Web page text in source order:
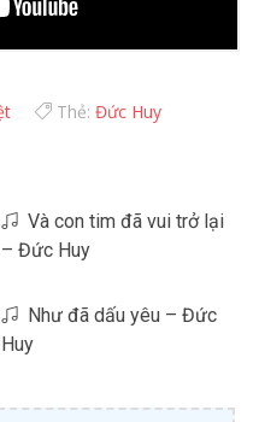
Thẻ: Đức Huy
Và con tim đã vui trở lại
– Đức Huy
Như đã dấu yêu – Đức
Huy